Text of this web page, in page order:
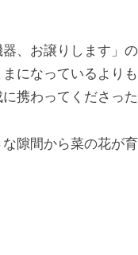
、お譲りします」
になっているより
携わってくださっ
隙間から菜の花が